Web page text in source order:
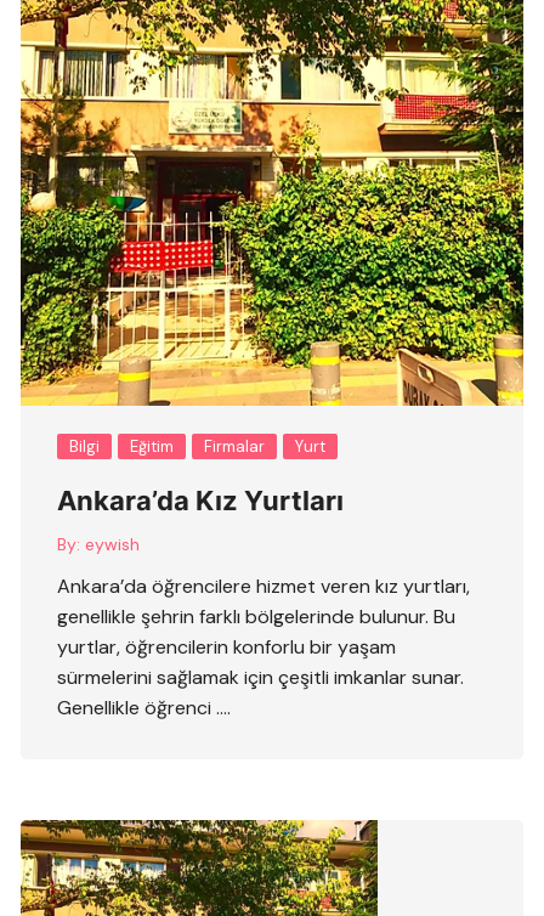
Bilgi Eğitim Firmalar Yurt
Ankara’da Kız Yurtları
By: eywish
Ankara’da öğrencilere hizmet veren kız yurtları,
genellikle şehrin farklı bölgelerinde bulunur. Bu
yurtlar, öğrencilerin konforlu bir yaşam
sürmelerini sağlamak için çeşitli imkanlar sunar.
Genellikle öğrenci ….